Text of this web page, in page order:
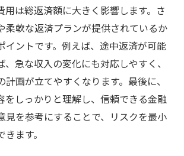
ッショナルな写真撮影の効果
求める設備と機能を理解する
引を実現する不動産売却のステッ
セスを理解する重要性
宣伝活動の展開方法
を高めるための事前準備
用は総返済額に大きく影響します。さ
柔軟な返済プランが提供されているか
イントです。例えば、途中返済が可能
急な収入の変化にも対応しやすく、
画が立てやすくなります。最後に、
をしっかりと理解し、信頼できる金融
見を参考にすることで、リスクを最小
ます。